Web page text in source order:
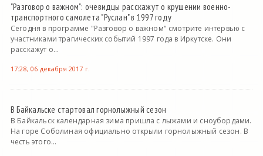
"Разговор о важном": очевидцы расскажут о крушении военно-
транспортного самолета "Руслан" в 1997 году
Сегодня в программе "Разговор о важном" смотрите интервью с
участниками трагических событий 1997 года в Иркутске. Они
расскажут о...
17:28, 06 декабря 2017 г.
В Байкальске стартовал горнолыжный сезон
В Байкальск календарная зима пришла с лыжами и сноубордами.
На горе Соболиная официально открыли горнолыжный сезон. В
честь этого...